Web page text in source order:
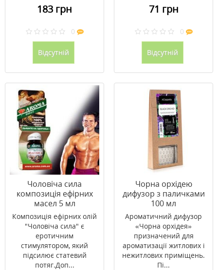
183 грн
0
Відсутній
71 грн
0
Відсутній
Чоловіча сила
композиція ефірних
масел 5 мл
Композиція ефірних олій
"Чоловіча сила" є
еротичним
стимулятором, який
підсилює статевий
потяг.Доп...
Чорна орхідею
дифузор з паличками
100 мл
Ароматичний дифузор
«Чорна орхідея»
призначений для
ароматизації житлових і
нежитлових приміщень.
Пі...